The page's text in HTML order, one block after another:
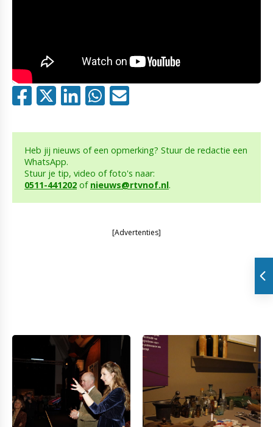
Heb jij nieuws of een opmerking? Stuur de redactie een
WhatsApp.
Stuur je tip, video of foto's naar:
0511-441202 of nieuws@rtvnof.nl.
[Advertenties]